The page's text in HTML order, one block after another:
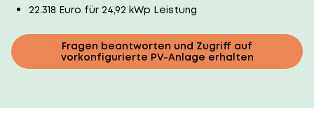
22.318 Euro für 24,92 kWp Leistung
Fragen beantworten und Zugriff auf
vorkonfigurierte PV-Anlage erhalten